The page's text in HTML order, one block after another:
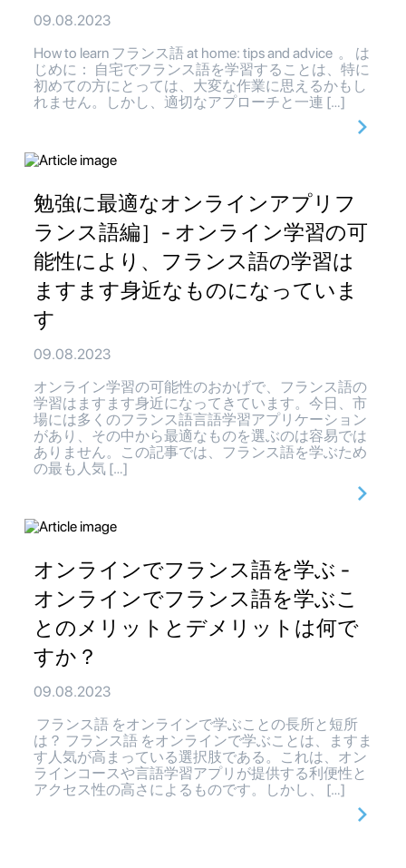
09.08.2023
How to learn フランス語 at home: tips and advice 。 は
じめに： 自宅でフランス語を学習することは、特に
初めての方にとっては、大変な作業に思えるかもし
れません。しかし、適切なアプローチと一連 […]
勉強に最適なオンラインアプリフ
ランス語編］- オンライン学習の可
能性により、フランス語の学習は
ますます身近なものになっていま
す
09.08.2023
オンライン学習の可能性のおかげで、フランス語の
学習はますます身近になってきています。今日、市
場には多くのフランス語言語学習アプリケーション
があり、その中から最適なものを選ぶのは容易では
ありません。この記事では、フランス語を学ぶため
の最も人気 […]
オンラインでフランス語を学ぶ -
オンラインでフランス語を学ぶこ
とのメリットとデメリットは何で
すか？
09.08.2023
フランス語 をオンラインで学ぶことの長所と短所
は？ フランス語 をオンラインで学ぶことは、ますま
す人気が高まっている選択肢である。これは、オン
ラインコースや言語学習アプリが提供する利便性と
アクセス性の高さによるものです。しかし、 […]